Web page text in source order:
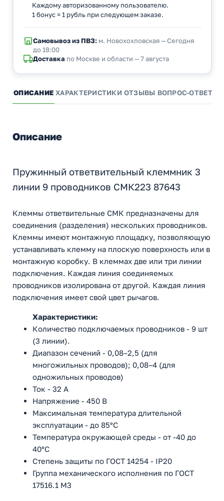
Каждому авторизованному пользователю.
1 бонус = 1 рубль при следующем заказе.
Самовывоз из ПВЗ:м. Новохохловская — Сегодня
до 18:00
Доставка по Москве и области — 7 августа
ОПИСАНИЕ ХАРАКТЕРИСТИКИ ОТЗЫВЫ ВОПРОС-ОТВЕТ
Описание
Пружинный ответвительный клеммник 3
линии 9 проводников СМК223 87643
Клеммы ответвительные СМК предназначены для
соединения (разделения) нескольких проводников.
Клеммы имеют монтажную площадку, позволяющую
устанавливать клемму на плоскую поверхность или в
монтажную коробку. В клеммах две или три линии
подключения. Каждая линия соединяемых
проводников изолирована от другой. Каждая линия
подключения имеет свой цвет рычагов.
Характеристики:
Количество подключаемых проводников - 9 шт
(3 линии).
Диапазон сечений - 0,08–2,5 (для
многожильных проводов); 0,08–4 (для
одножильных проводов)
Ток - 32 А
Напряжение - 450 В
Максимальная температура длительной
эксплуатации - до 85°С
Температура окружающей среды - от -40 до
40°С
Степень защиты по ГОСТ 14254 - IP20
Группа механического исполнения по ГОСТ
17516.1 M3